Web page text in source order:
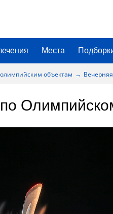
Места
объектам